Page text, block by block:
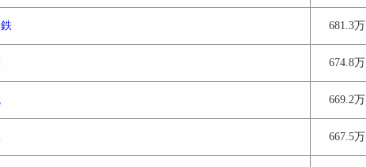
681.3万
674.8万
669.2万
667.5万